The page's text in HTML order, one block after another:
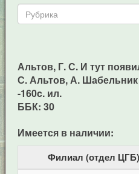
Альтов, Г. С. И тут
С. Альтов, А. Шабельник
-160c. ил.
ББК: 30
Имеется в наличии:
Филиал (отдел ЦГБ)